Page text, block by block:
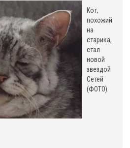
Кот,
похожий
на
старика,
стал
новой
звездой
Сетей
(ФОТО)